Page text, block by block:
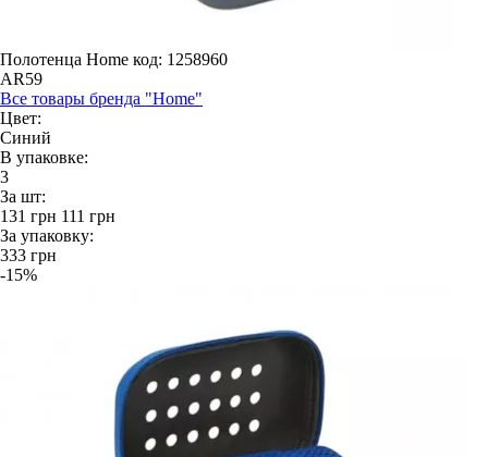
Полотенца Home код: 1258960
AR59
Все товары бренда "Home"
Цвет:
Синий
В упаковке:
3
За шт:
131 грн 111 грн
За упаковку:
333 грн
-15%